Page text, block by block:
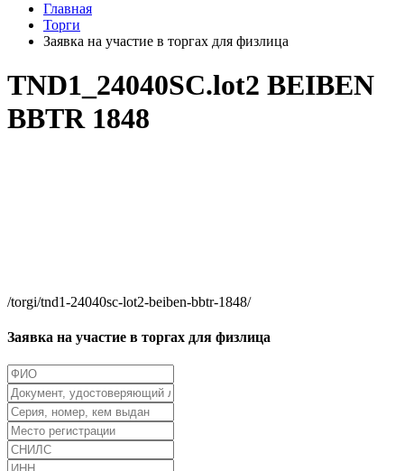
Главная
Торги
Заявка на участие в торгах для физлица
TND1_24040SC.lot2 BEIBEN
BBTR 1848
/torgi/tnd1-24040sc-lot2-beiben-bbtr-1848/
Заявка на участие в торгах для физлица